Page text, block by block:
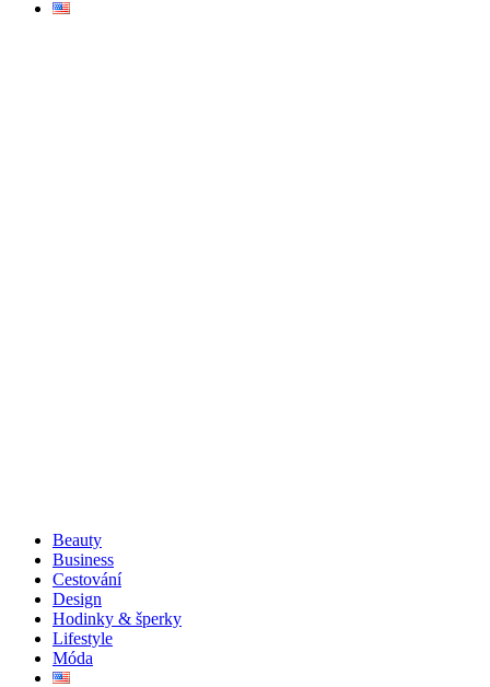
Beauty
Business
Cestování
Design
Hodinky & šperky
Lifestyle
Móda